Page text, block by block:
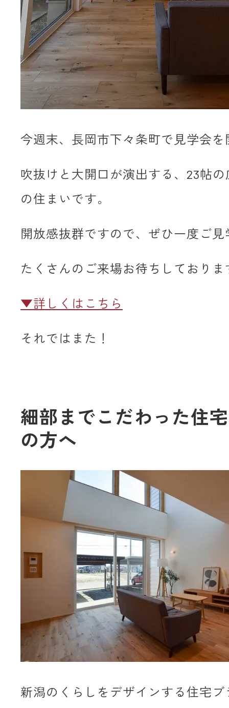
今週末、長岡市下々条町で見学会
吹抜けと大開口が演出する、23帖
の住まいです。
開放感抜群ですので、ぜひ一度ご
たくさんのご来場お待ちしておりま
▼詳しくはこちら
それではまた！
細部までこだわった住
の方へ
新潟のくらしをデザインする住宅